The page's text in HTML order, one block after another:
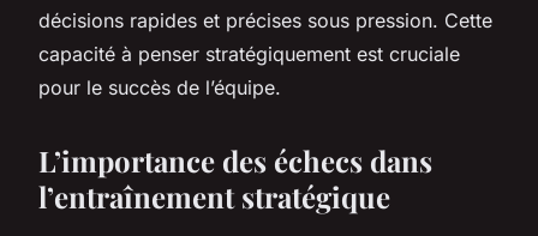
décisions rapides et précises sous pression. Cette
capacité à penser stratégiquement est cruciale
pour le succès de l’équipe.
L’importance des échecs dans
l’entraînement stratégique